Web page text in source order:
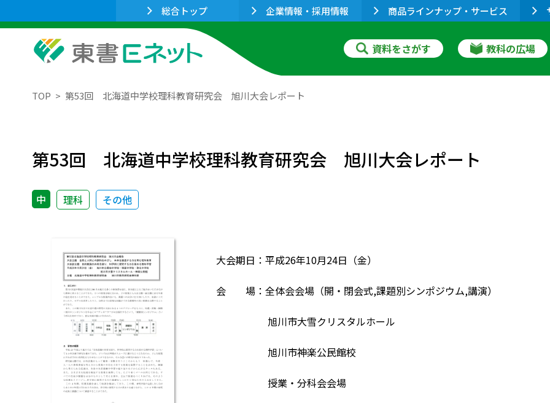
総合トップ 企業情報・採用情報 商品ラインナップ・サービス
資料をさがす 教科の広場
TOP 第53回 北海道中学校理科教育研究会 旭川大会レポート
第53回 北海道中学校理科教育研究会 旭川大会レポート
中 理科 その他
大会期日：平成26年10月24日（金）
会 場：全体会会場（開・閉会式,課題別シンポジウム,講演）
旭川市大雪クリスタルホール
旭川市神楽公民館校
授業・分科会会場